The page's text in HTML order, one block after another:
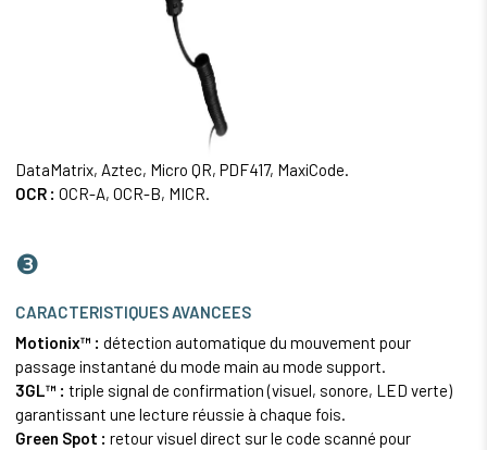
DataMatrix, Aztec, Micro QR, PDF417, MaxiCode.
OCR : OCR-A, OCR-B, MICR.
❸
CARACTERISTIQUES AVANCEES
Motionix™ : détection automatique du mouvement pour
passage instantané du mode main au mode support.
3GL™ : triple signal de confirmation (visuel, sonore, LED verte)
garantissant une lecture réussie à chaque fois.
Green Spot : retour visuel direct sur le code scanné pour